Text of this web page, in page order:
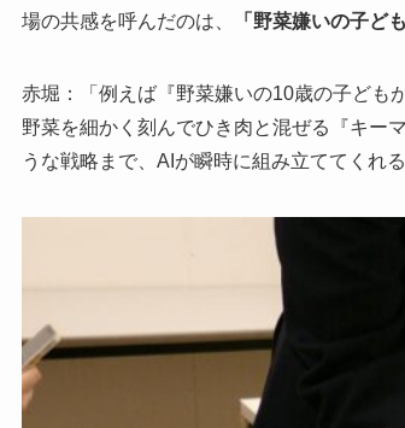
場の共感を呼んだのは、
「野菜嫌いの子ど
赤堀：「例えば『野菜嫌いの10歳の子ども
野菜を細かく刻んでひき肉と混ぜる『キー
うな戦略まで、AIが瞬時に組み立ててくれる